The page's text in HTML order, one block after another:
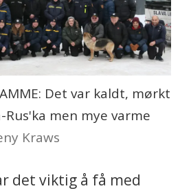
Det var kaldt, mørkt
men mye varme
Kraws
det viktig å få med